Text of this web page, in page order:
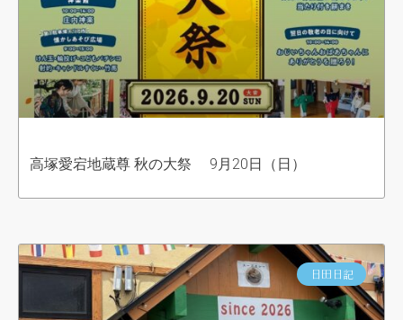
高塚愛宕地蔵尊 秋の大祭 9月20日（日）
日田日記